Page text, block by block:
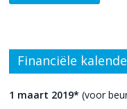
Financiële
1 maart 2019* (voor